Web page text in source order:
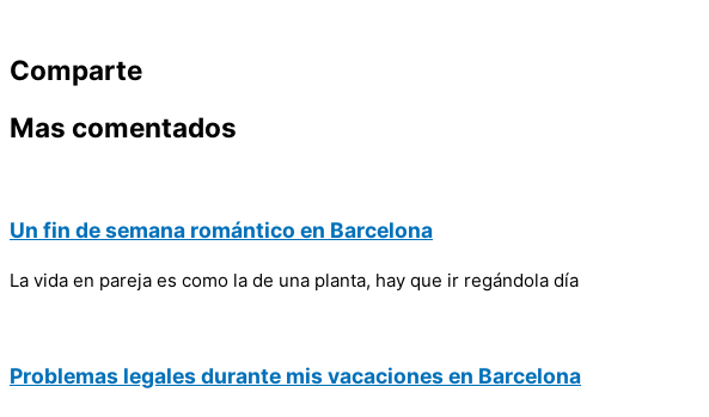
Comparte
Mas comentados
Un fin de semana romántico en Barcelona
La vida en pareja es como la de una planta, hay que ir regándola día
Problemas legales durante mis vacaciones en Barcelona